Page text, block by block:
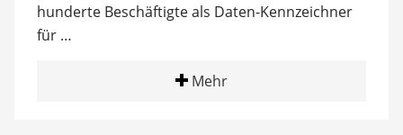
hunderte Beschäftigte als Daten-Kennzeichner
für …
Mehr